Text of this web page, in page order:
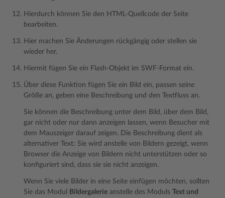
Hierdurch können Sie den HTML-Quellcode der Seite
bearbeiten.
Hier machen Sie Änderungen rückgängig oder stellen sie
wieder her.
Hiermit fügen Sie ein Flash-Objekt im SWF-Format ein.
Über diese Funktion fügen Sie ein Bild ein, passen seine
Größe an, geben eine Beschreibung und den Textfluss an.
Sie können die Beschreibung unter dem Bild, über dem Bild,
gar nicht oder nur dann anzeigen lassen, wenn Besucher mit
dem Mauszeiger darauf zeigen. Die Beschreibung dient als
alternativer Text: Sie wird anstelle von Bildern gezeigt, wenn
Browser die Anzeige von Bildern nicht unterstützen oder so
konfiguriert sind, dass sie sie nicht anzeigen.
Wenn Sie viele Bilder in eine Seite einfügen möchten, sollten
Sie das Modul
Bildergalerie anstelle des Moduls Text und